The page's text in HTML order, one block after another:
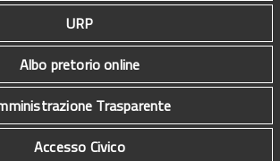
URP
Albo pretorio online
Trasparente
Accesso Civico